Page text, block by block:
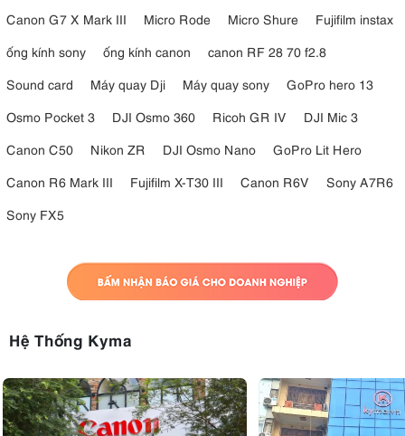
Canon G7 X Mark III
Micro Rode Micro Shure
Fujifilm instax
ống kính sony
ống kính canon
canon RF 28 70 f2.8
Sound card
Máy quay Dji Máy quay sony
GoPro hero 13
Osmo Pocket 3
DJI Osmo 360 Ricoh GR IV
DJI Mic 3
Canon C50
Nikon ZR DJI Osmo Nano
GoPro Lit Hero
Canon R6 Mark III
Fujifilm X-T30 III Canon R6V
Sony A7R6
Sony FX5
Hệ Thống Kyma